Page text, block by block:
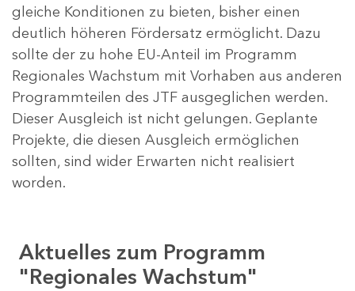
gleiche Konditionen zu bieten, bisher einen
deutlich höheren Fördersatz ermöglicht. Dazu
sollte der zu hohe EU-Anteil im Programm
Regionales Wachstum mit Vorhaben aus anderen
Programmteilen des JTF ausgeglichen werden.
Dieser Ausgleich ist nicht gelungen. Geplante
Projekte, die diesen Ausgleich ermöglichen
sollten, sind wider Erwarten nicht realisiert
worden.
Aktuelles zum Programm
"Regionales Wachstum"